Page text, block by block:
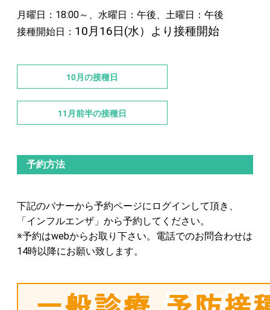
月曜日：18:00～、水曜日：午後、土曜日：午後
接種開始日： 10月16日(水）より接種開始
10月の接種日
11月前半の接種日
予約方法
下記のバナーから予約ページにログインして頂き、
「インフルエンザ」から予約してください。
※予約はwebからお取り下さい。電話でのお問合わせは
14時以降にお願い致します。